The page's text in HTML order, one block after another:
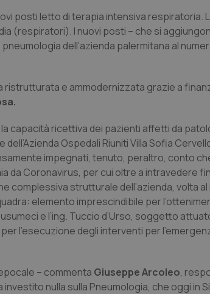
posti letto di terapia intensiva respiratoria.
(respiratori). I nuovi posti – che si
dell’azienda palermitana al
ristrutturata e ammodernizzata grazie a
capacità ricettiva dei pazienti affetti da
Ospedali Riuniti Villa Sofia
impegnati, tenuto, peraltro, conto
da Coronavirus, per cui oltre a intravedere
complessiva strutturale dell’azienda, volta
elemento imprescindibile per
e l’ing. Tuccio d’Urso, soggetto
l’esecuzione degli interventi per
– commenta Giuseppe Arcoleo,
nulla sulla Pneumologia, che oggi in